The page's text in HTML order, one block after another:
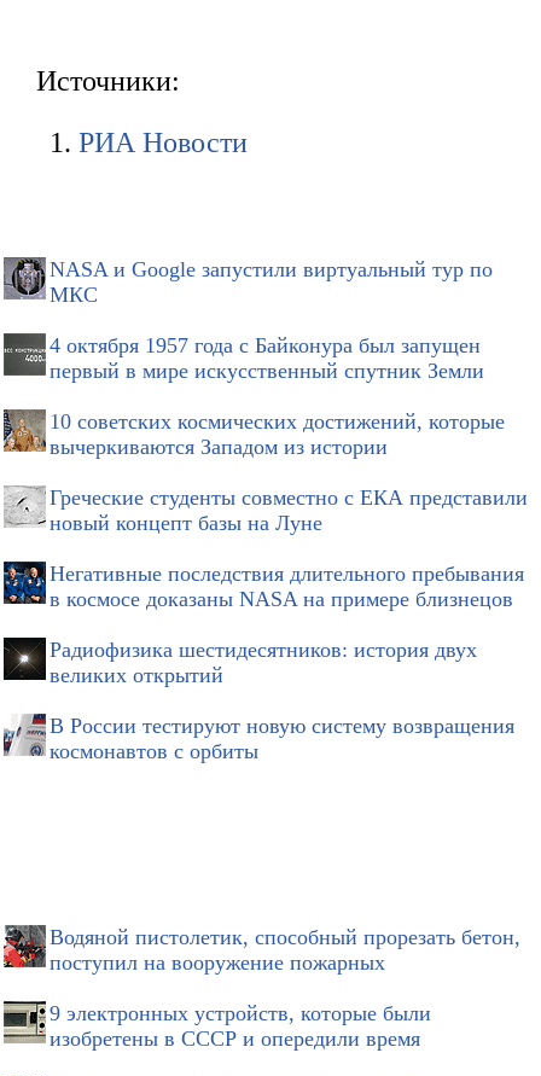
Источники:
РИА Новости
NASA и Google запустили виртуальный тур по
МКС
4 октября 1957 года с Байконура был запущен
первый в мире искусственный спутник Земли
10 советских космических достижений, которые
вычеркиваются Западом из истории
Греческие студенты совместно с ЕКА представили
новый концепт базы на Луне
Негативные последствия длительного пребывания
в космосе доказаны NASA на примере близнецов
Радиофизика шестидесятников: история двух
великих открытий
В России тестируют новую систему возвращения
космонавтов с орбиты
Водяной пистолетик, способный прорезать бетон,
поступил на вооружение пожарных
9 электронных устройств, которые были
изобретены в СССР и опередили время